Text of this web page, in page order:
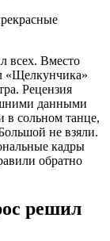
всех. Вместо
«Щелкунчика»
Рецензия
данными
в сольном танце,
не взяли.
кадры
обратно
решил